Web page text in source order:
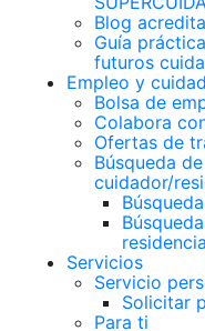
Blog
Guía
futuros
Empleo y
Bolsa de
Colabora
Ofertas de
Búsqueda de
cuidador/
residencia
Servicios
Servicio
Solicitar
Para ti